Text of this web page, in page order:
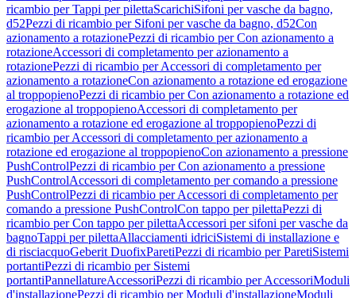
ricambio per Tappi per pilettaScarichiSifoni per vasche da bagno,
d52Pezzi di ricambio per Sifoni per vasche da bagno, d52Con
azionamento a rotazionePezzi di ricambio per Con azionamento a
rotazioneAccessori di completamento per azionamento a
rotazionePezzi di ricambio per Accessori di completamento per
azionamento a rotazioneCon azionamento a rotazione ed erogazione
al troppopienoPezzi di ricambio per Con azionamento a rotazione ed
erogazione al troppopienoAccessori di completamento per
azionamento a rotazione ed erogazione al troppopienoPezzi di
ricambio per Accessori di completamento per azionamento a
rotazione ed erogazione al troppopienoCon azionamento a pressione
PushControlPezzi di ricambio per Con azionamento a pressione
PushControlAccessori di completamento per comando a pressione
PushControlPezzi di ricambio per Accessori di completamento per
comando a pressione PushControlCon tappo per pilettaPezzi di
ricambio per Con tappo per pilettaAccessori per sifoni per vasche da
bagnoTappi per pilettaAllacciamenti idriciSistemi di installazione e
di risciacquoGeberit DuofixParetiPezzi di ricambio per ParetiSistemi
portantiPezzi di ricambio per Sistemi
portantiPannellatureAccessoriPezzi di ricambio per AccessoriModuli
d'installazionePezzi di ricambio per Moduli d'installazioneModuli